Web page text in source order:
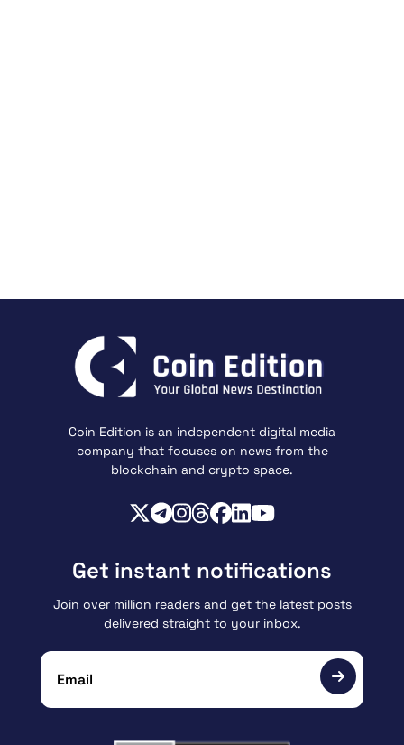
Coin Edition is an independent digital media
company that focuses on news from the
blockchain and crypto space.
Get instant notifications
Join over million readers and get the latest posts
delivered straight to your inbox.